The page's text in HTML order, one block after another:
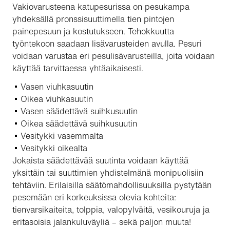
Vakiovarusteena katupesurissa on pesukampa
yhdeksällä pronssisuuttimella tien pintojen
painepesuun ja kostutukseen. Tehokkuutta
työntekoon saadaan lisävarusteiden avulla. Pesuri
voidaan varustaa eri pesulisävarusteilla, joita voidaan
käyttää tarvittaessa yhtäaikaisesti.
Vasen viuhkasuutin
Oikea viuhkasuutin
Vasen säädettävä suihkusuutin
Oikea säädettävä suihkusuutin
Vesitykki vasemmalta
Vesitykki oikealta
Jokaista säädettävää suutinta voidaan käyttää
yksittäin tai suuttimien yhdistelmänä monipuolisiin
tehtäviin. Erilaisilla säätömahdollisuuksilla pystytään
pesemään eri korkeuksissa olevia kohteita:
tienvarsikaiteita, tolppia, valopylväitä, vesikouruja ja
eritasoisia jalankuluväyliä – sekä paljon muuta!